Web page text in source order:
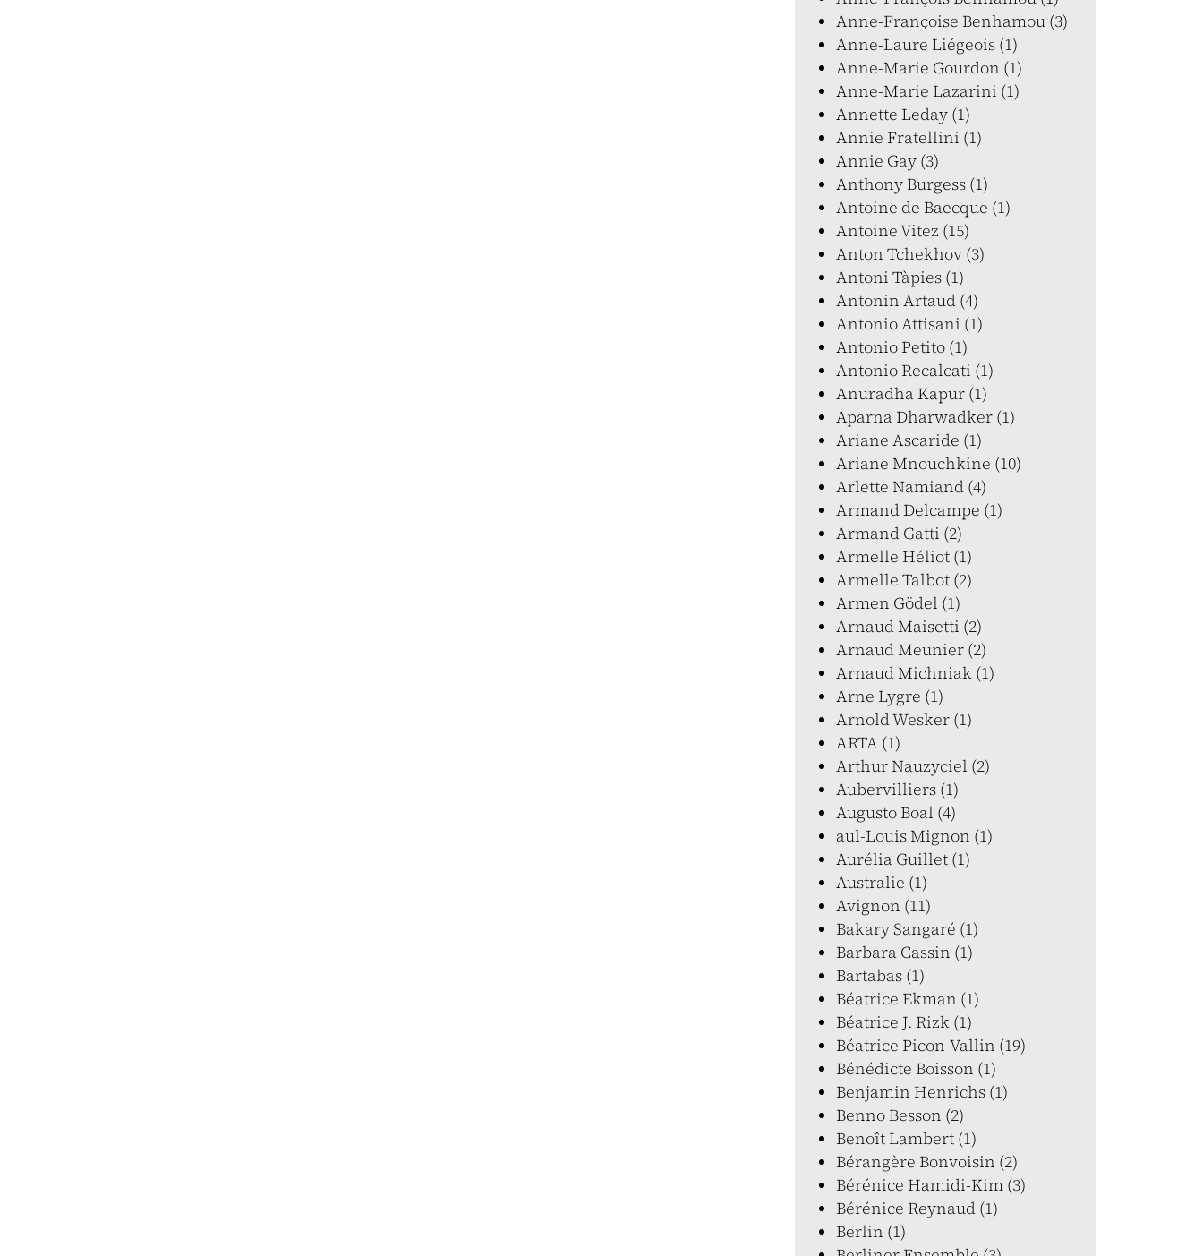
Anne-Françoise Benhamou (3)
Anne-Laure Liégeois (1)
Anne-Marie Gourdon (1)
Anne-Marie Lazarini (1)
Annette Leday (1)
Annie Fratellini (1)
Annie Gay (3)
Anthony Burgess (1)
Antoine de Baecque (1)
Antoine Vitez (15)
Anton Tchekhov (3)
Antoni Tàpies (1)
Antonin Artaud (4)
Antonio Attisani (1)
Antonio Petito (1)
Antonio Recalcati (1)
Anuradha Kapur (1)
Aparna Dharwadker (1)
Ariane Ascaride (1)
Ariane Mnouchkine (10)
Arlette Namiand (4)
Armand Delcampe (1)
Armand Gatti (2)
Armelle Héliot (1)
Armelle Talbot (2)
Armen Gödel (1)
Arnaud Maisetti (2)
Arnaud Meunier (2)
Arnaud Michniak (1)
Arne Lygre (1)
Arnold Wesker (1)
ARTA (1)
Arthur Nauzyciel (2)
Aubervilliers (1)
Augusto Boal (4)
aul-Louis Mignon (1)
Aurélia Guillet (1)
Australie (1)
Avignon (11)
Bakary Sangaré (1)
Barbara Cassin (1)
Bartabas (1)
Béatrice Ekman (1)
Béatrice J. Rizk (1)
Béatrice Picon-Vallin (19)
Bénédicte Boisson (1)
Benjamin Henrichs (1)
Benno Besson (2)
Benoît Lambert (1)
Bérangère Bonvoisin (2)
Bérénice Hamidi-Kim (3)
Bérénice Reynaud (1)
Berlin (1)